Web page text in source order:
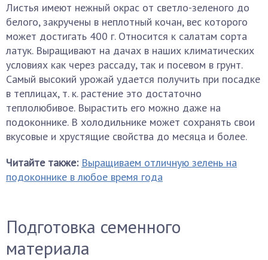
Листья имеют нежный окрас от светло-зеленого до
белого, закручены в неплотный кочан, вес которого
может достигать 400 г. Относится к салатам сорта
латук. Выращивают на дачах в наших климатических
условиях как через рассаду, так и посевом в грунт.
Самый высокий урожай удается получить при посадке
в теплицах, т. к. растение это достаточно
теплолюбивое. Вырастить его можно даже на
подоконнике. В холодильнике может сохранять свои
вкусовые и хрустящие свойства до месяца и более.
Читайте также: Выращиваем отличную зелень на
подоконнике в любое время года
Подготовка семенного
материала